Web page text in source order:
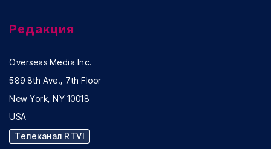
Редакция
Overseas Media Inc.
589 8th Ave., 7th Floor
New York, NY 10018
USA
Телеканал RTVI